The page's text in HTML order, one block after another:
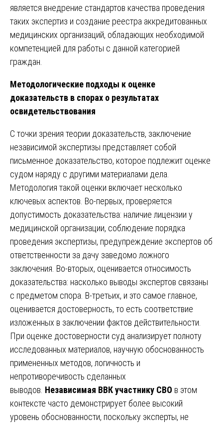
является внедрение стандартов качества проведения
таких экспертиз и создание реестра аккредитованных
медицинских организаций, обладающих необходимой
компетенцией для работы с данной категорией
граждан.
Методологические подходы к оценке
доказательств в спорах о результатах
освидетельствования
С точки зрения теории доказательств, заключение
независимой экспертизы представляет собой
письменное доказательство, которое подлежит оценке
судом наряду с другими материалами дела.
Методология такой оценки включает несколько
ключевых аспектов. Во-первых, проверяется
допустимость доказательства: наличие лицензии у
медицинской организации, соблюдение порядка
проведения экспертизы, предупреждение экспертов об
ответственности за дачу заведомо ложного
заключения. Во-вторых, оценивается относимость
доказательства: насколько выводы экспертов связаны
с предметом спора. В-третьих, и это самое главное,
оценивается достоверность, то есть соответствие
изложенных в заключении фактов действительности.
При оценке достоверности суд анализирует полноту
исследованных материалов, научную обоснованность
примененных методов, логичность и
непротиворечивость сделанных
выводов. Независимая ВВК участнику СВО в этом
контексте часто демонстрирует более высокий
уровень обоснованности, поскольку эксперты, не